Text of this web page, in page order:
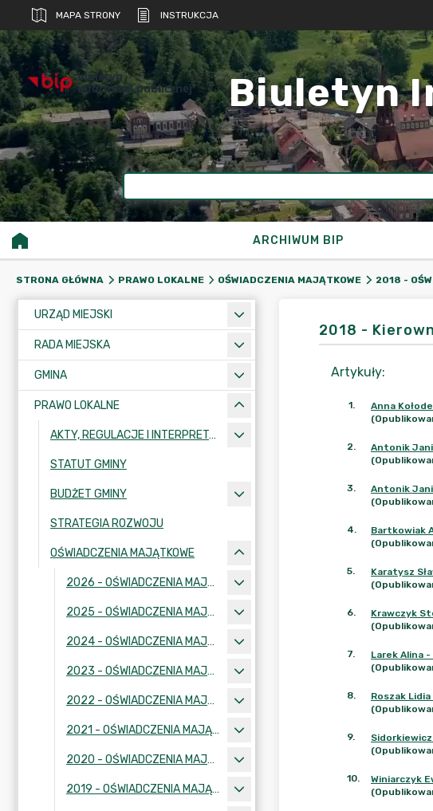
MAPA STRONY INSTRUKCJA
biuletyn
informacji publicznej Biuletyn
ARCHIWUM BIP
STRONA GŁÓWNA PRAWO LOKALNE OŚWIADCZENIA MAJĄTKOWE 2018 -
URZĄD MIEJSKI
RADA MIEJSKA
GMINA
PRAWO LOKALNE
AKTY, REGULACJE I INTERPRETACJE
STATUT GMINY
BUDŻET GMINY
STRATEGIA ROZWOJU
OŚWIADCZENIA MAJĄTKOWE
2026 - OŚWIADCZENIA MAJĄTKOWE
2025 - OŚWIADCZENIA MAJĄTKOWE
2024 - OŚWIADCZENIA MAJĄTKOWE
2023 - OŚWIADCZENIA MAJĄTKOWE
2022 - OŚWIADCZENIA MAJĄTKOWE
2021 - OŚWIADCZENIA MAJĄTKOWE
2020 - OŚWIADCZENIA MAJĄTKOWE
2019 - OŚWIADCZENIA MAJĄTKOWE
2018 -
Artykuły:
1.
Anna
2.
Antonik
3.
Antonik
4.
Bartkowiak
5.
Karatysz
6.
Krawczyk
7.
Larek Alina
8.
Roszak
9.
10.
Winiarczyk